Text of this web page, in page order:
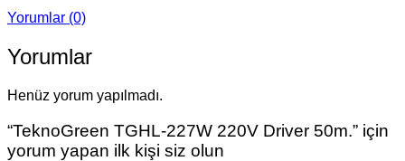
Yorumlar (0)
Yorumlar
Henüz yorum yapılmadı.
“TeknoGreen TGHL-227W 220V Driver 50m.” için
yorum yapan ilk kişi siz olun